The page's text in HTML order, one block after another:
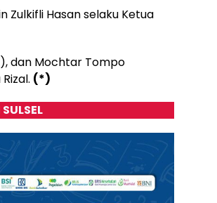
Zulkifli Hasan selaku Ketua
dan Mochtar Tompo
(*)